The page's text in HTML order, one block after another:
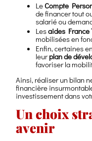
LeCompte
de financer tout
salarié ou
Lesaides France
mobilisées en
Enfin, certaines
leur plan de
favoriser la
Ainsi, réaliser un bilan
financière
investissement dans
Un choix
avenir